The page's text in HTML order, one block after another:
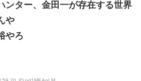
ンター、金田一が存在する世界
や
やろ